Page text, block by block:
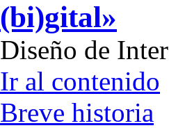
(bi)gital»
Diseño de
Ir al contenido
Breve historia